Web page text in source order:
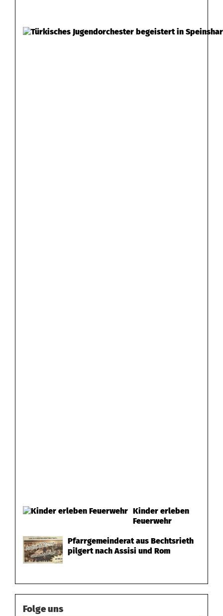
Kinder erleben
Feuerwehr
Pfarrgemeinderat aus Bechtsrieth
pilgert nach Assisi und Rom
Folge uns